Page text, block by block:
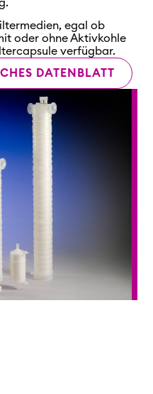
egal ob
oder ohne Aktivkohle
verfügbar.
DATENBLATT